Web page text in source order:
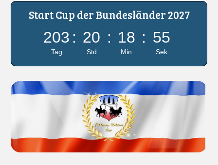
Start Cup der Bundesländer 2027
203
Tag
: 20
Std
: 18
Min
: 54
Sek